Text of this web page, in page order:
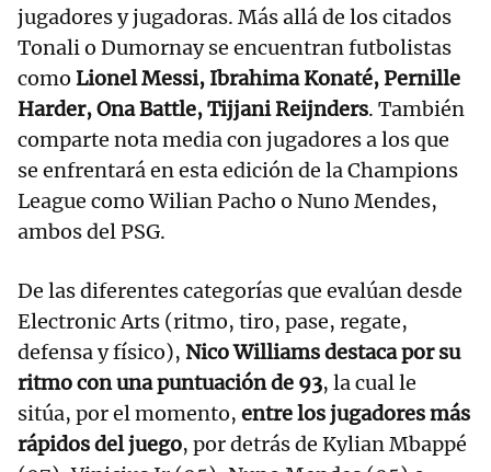
jugadores y jugadoras. Más allá de los citados
Tonali o Dumornay se encuentran futbolistas
como Lionel Messi, Ibrahima Konaté, Pernille
Harder, Ona Battle, Tijjani Reijnders. También
comparte nota media con jugadores a los que
se enfrentará en esta edición de la Champions
League como Wilian Pacho o Nuno Mendes,
ambos del PSG.
De las diferentes categorías que evalúan desde
Electronic Arts (ritmo, tiro, pase, regate,
defensa y físico), Nico Williams destaca por su
ritmo con una puntuación de 93, la cual le
sitúa, por el momento, entre los jugadores más
rápidos del juego, por detrás de Kylian Mbappé